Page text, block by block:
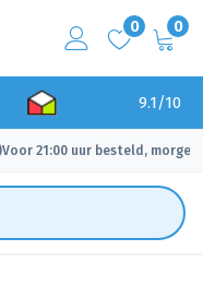
0 0
9.1/10
Voor 21:00 uur besteld, morgen